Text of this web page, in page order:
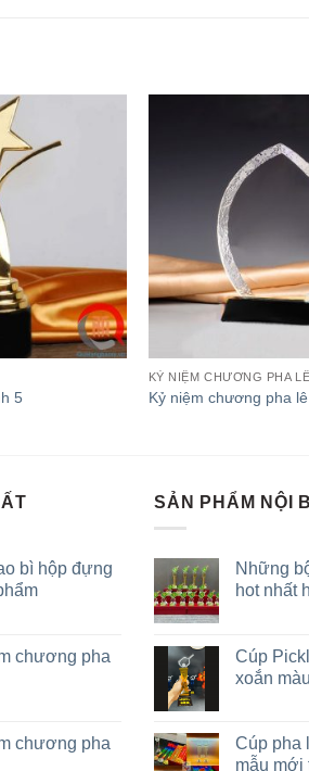
5
KỶ NIỆM CHƯƠNG PHA LÊ
Kỷ niệm chương pha
bì hộp đựng
chương pha
chương pha
SẢN PHẨM NỘI
Những
hot nhất
Cúp
xoắn màu
Cúp pha
mẫu mới